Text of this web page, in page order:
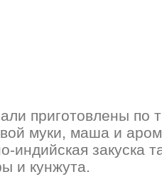
приготовлены по
муки, маша и
индийская закуска
и кунжута.